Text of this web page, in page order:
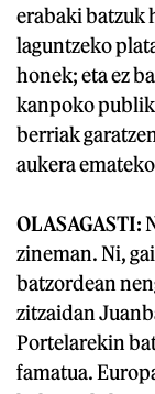
erabaki batzuk
laguntzeko
honek; eta ez
kanpoko
berriak
aukera
OLASAGASTI:
zineman. Ni,
batzordean
zitzaidan
Portelarekin
famatua.